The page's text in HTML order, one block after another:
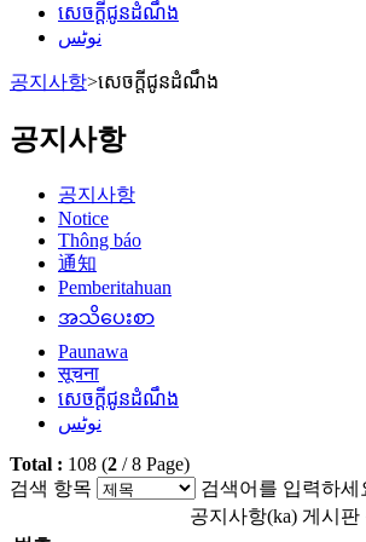
សេចក្តីជូនដំណឹង
نوٹس
공지사항>សេចក្តីជូនដំណឹង
공지사항
공지사항
Notice
Thông báo
通知
Pemberitahuan
အသိပေးစာ
Paunawa
सूचना
សេចក្តីជូនដំណឹង
نوٹس
Total : 108 (2 /8 Page)
검색 항목
검색어를 입력하세
공지사항(ka) 게시